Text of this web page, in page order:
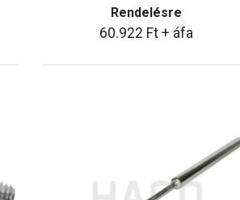
Rendelésre
60.922 Ft+ áfa